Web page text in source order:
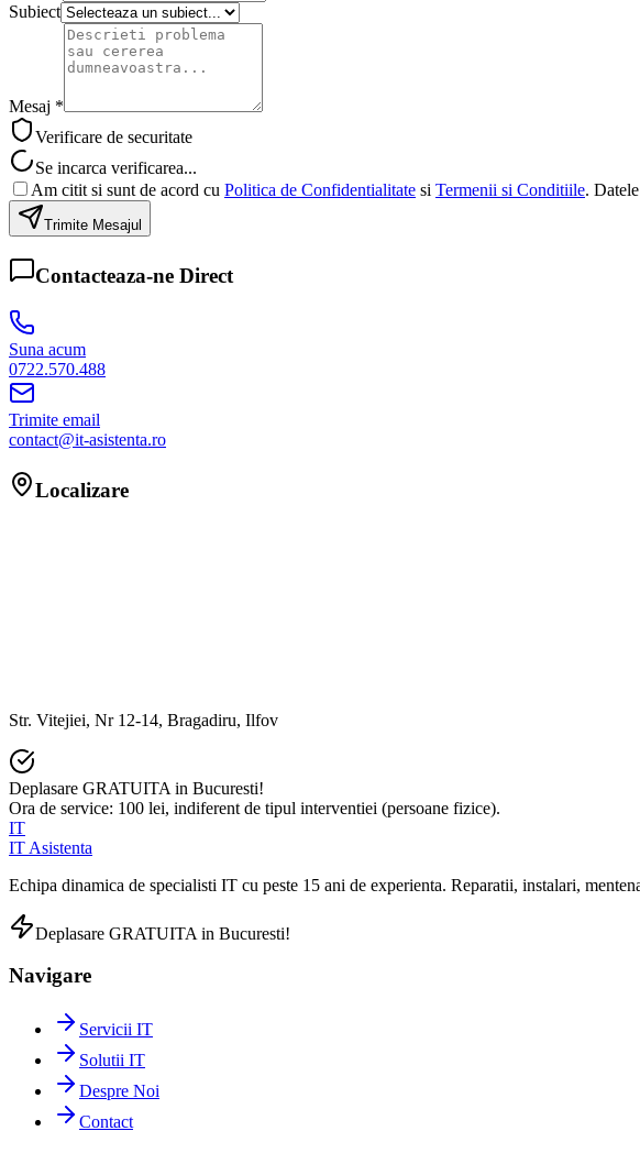
Subiect
Mesaj *
Verificare de securitate
Se incarca verificarea...
Am citit si sunt de acord cu Politica de Confidentialitate si Termenii si Conditiile.
Trimite Mesajul
Contacteaza-ne Direct
Suna acum
0722.570.488
Trimite email
contact@it-asistenta.ro
Localizare
Str. Vitejiei, Nr 12-14, Bragadiru, Ilfov
Deplasare GRATUITA in Bucuresti!
Ora de service: 100 lei, indiferent de tipul interventiei (persoane fizice).
IT
IT Asistenta
Echipa dinamica de specialisti IT cu peste 15 ani de experienta. Reparatii, instalari,
Deplasare GRATUITA in Bucuresti!
Navigare
Servicii IT
Solutii IT
Despre Noi
Contact